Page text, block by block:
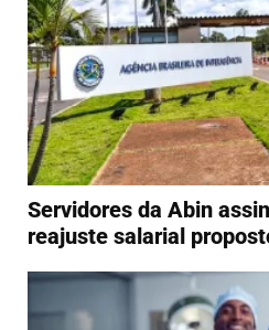
Servidores da Abin
reajuste salarial